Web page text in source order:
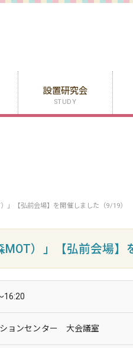
設置研究会
STUDY
」【弘前会場】を開催しました（9/19）
MOT）」【弘前会場】
16:20
ョンセンター 大会議室